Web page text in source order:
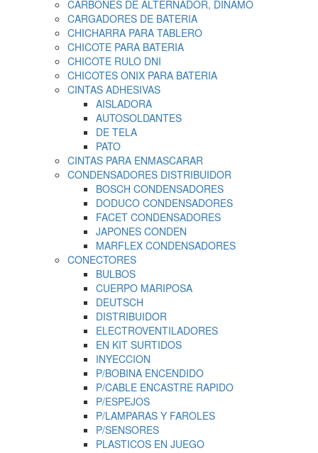
CARBONES DE ALTERNADOR, DINAMO
CARGADORES DE BATERIA
CHICHARRA PARA TABLERO
CHICOTE PARA BATERIA
CHICOTE RULO DNI
CHICOTES ONIX PARA BATERIA
CINTAS ADHESIVAS
AISLADORA
AUTOSOLDANTES
DE TELA
PATO
CINTAS PARA ENMASCARAR
CONDENSADORES DISTRIBUIDOR
BOSCH CONDENSADORES
DODUCO CONDENSADORES
FACET CONDENSADORES
JAPONES CONDEN
MARFLEX CONDENSADORES
CONECTORES
BULBOS
CUERPO MARIPOSA
DEUTSCH
DISTRIBUIDOR
ELECTROVENTILADORES
EN KIT SURTIDOS
INYECCION
P/BOBINA ENCENDIDO
P/CABLE ENCASTRE RAPIDO
P/ESPEJOS
P/LAMPARAS Y FAROLES
P/SENSORES
PLASTICOS EN JUEGO